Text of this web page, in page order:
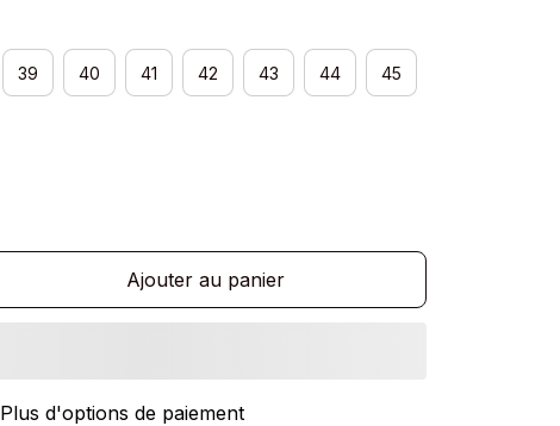
39 40 41 42 43 44 45
Ajouter au panier
Plus d'options de paiement